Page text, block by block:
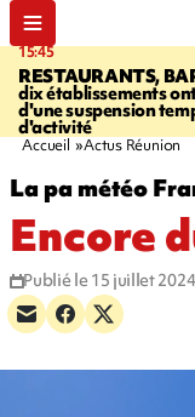
15:45
RESTAURANTS,
dix établissements
d'une suspension
d'activité
Accueil Actus Réunion
La pa météo
Encore
Publié le 15 juillet